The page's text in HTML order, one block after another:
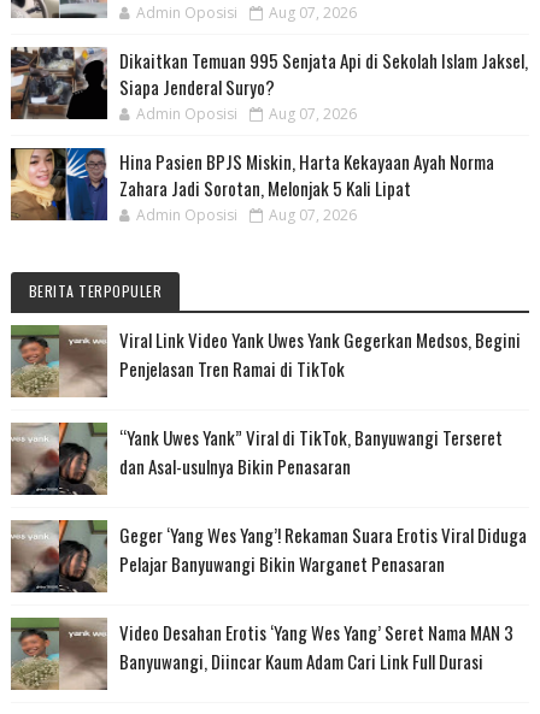
Admin Oposisi Aug 07, 2026
Dikaitkan Temuan 995 Senjata Api di Sekolah Islam Jaksel,
Siapa Jenderal Suryo?
Admin Oposisi Aug 07, 2026
Hina Pasien BPJS Miskin, Harta Kekayaan Ayah Norma
Zahara Jadi Sorotan, Melonjak 5 Kali Lipat
Admin Oposisi Aug 07, 2026
BERITA TERPOPULER
Viral Link Video Yank Uwes Yank Gegerkan Medsos, Begini
Penjelasan Tren Ramai di TikTok
“Yank Uwes Yank” Viral di TikTok, Banyuwangi Terseret
dan Asal-usulnya Bikin Penasaran
Geger ‘Yang Wes Yang’! Rekaman Suara Erotis Viral Diduga
Pelajar Banyuwangi Bikin Warganet Penasaran
Video Desahan Erotis ‘Yang Wes Yang’ Seret Nama MAN 3
Banyuwangi, Diincar Kaum Adam Cari Link Full Durasi